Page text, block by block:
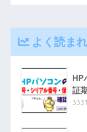
よく読ま
HP
証